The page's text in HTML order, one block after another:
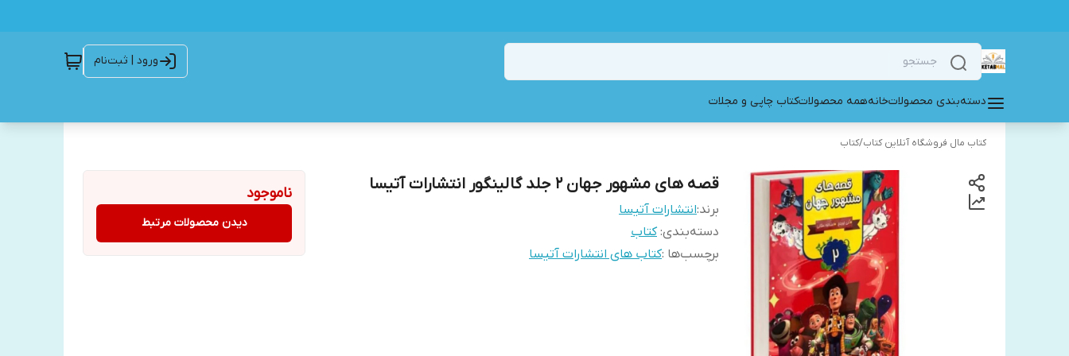
ورود | ثبت‌نام
دسته‌بندی محصولاتخانههمه محصولاتکتاب چاپی و مجلات
کتاب مال فروشگاه آنلاین کتاب/کتاب
قصه های مشهور جهان 2 جلد گالینگور انتشارات آتیسا
برند:انتشارات آتیسا
دسته‌بندی:کتاب
برچسب‌ها :کتاب های انتشارات آتیسا
ناموجود
دیدن محصولات مرتبط